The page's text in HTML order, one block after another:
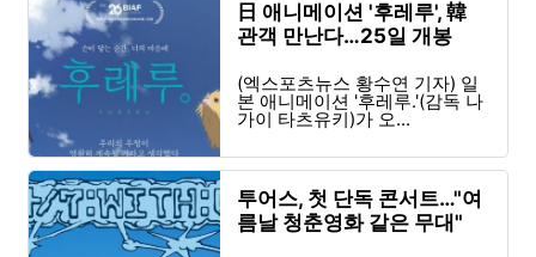
日 애니메이션 '후레루', 韓
관객 만난다…25일 개봉
(엑스포츠뉴스 황수연 기자) 일
본 애니메이션 '후레루.'(감독 나
가이 타츠유키)가 오...
투어스, 첫 단독 콘서트…"여
름날 청춘영화 같은 무대"